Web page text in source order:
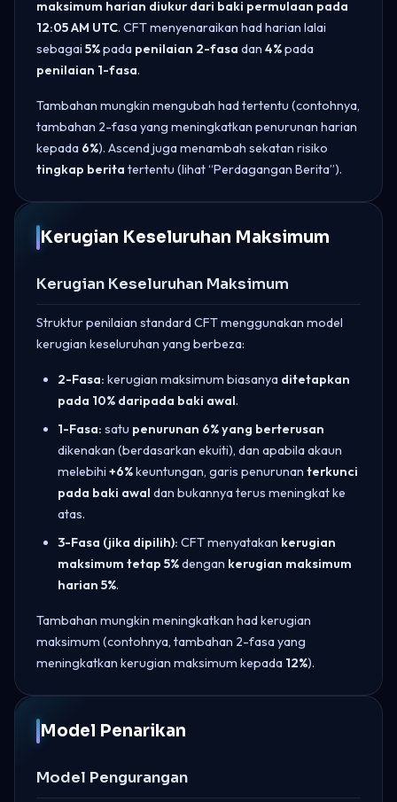
maksimum harian diukur dari baki permulaan pada
12:05 AM UTC. CFT menyenaraikan had harian lalai
sebagai 5%pada penilaian 2-fasa dan 4%pada
penilaian 1-fasa.
Tambahan mungkin mengubah had tertentu (contohnya,
tambahan 2-fasa yang meningkatkan penurunan harian
kepada 6%). Ascend juga menambah sekatan risiko
tingkap berita tertentu (lihat “Perdagangan Berita”).
Kerugian Keseluruhan Maksimum
Kerugian Keseluruhan Maksimum
Struktur penilaian standard CFT menggunakan model
kerugian keseluruhan yang berbeza:
2-Fasa: kerugian maksimum biasanya ditetapkan
pada 10% daripada baki awal.
1-Fasa: satu penurunan 6% yang berterusan
dikenakan (berdasarkan ekuiti), dan apabila akaun
melebihi +6%keuntungan, garis penurunan terkunci
pada baki awal dan bukannya terus meningkat ke
atas.
3-Fasa (jika dipilih): CFT menyatakan kerugian
maksimum tetap 5%dengan kerugian maksimum
harian 5%.
Tambahan mungkin meningkatkan had kerugian
maksimum (contohnya, tambahan 2-fasa yang
meningkatkan kerugian maksimum kepada 12%).
Model Penarikan
Model Pengurangan